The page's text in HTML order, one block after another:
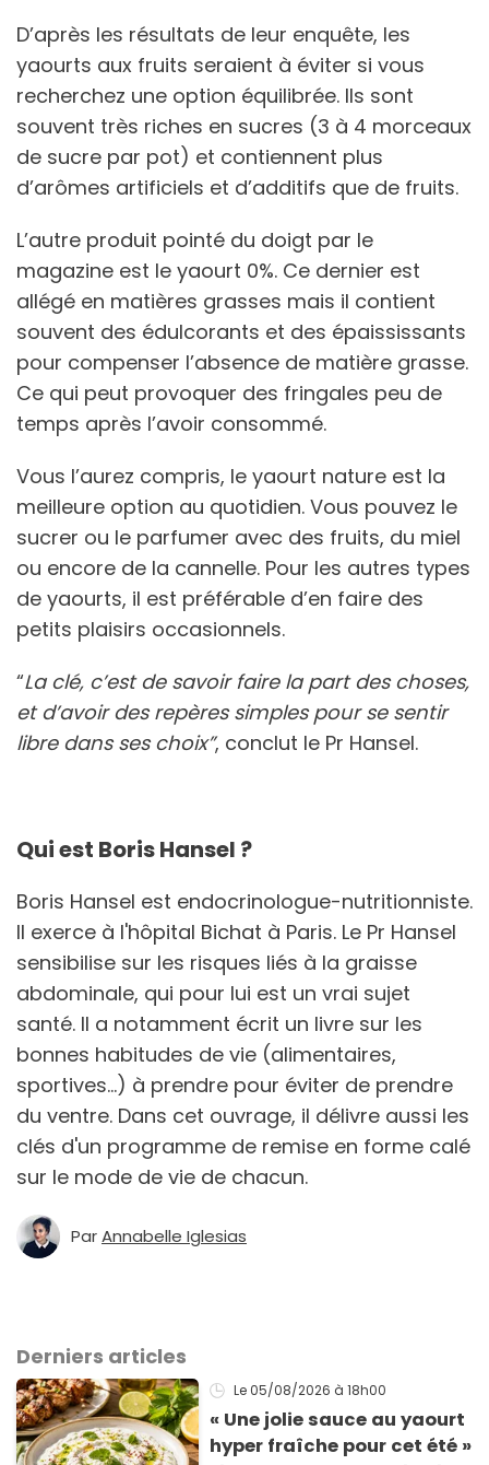
D’après les résultats de leur enquête, les
yaourts aux fruits seraient à éviter si vous
recherchez une option équilibrée. Ils sont
souvent très riches en sucres (3 à 4 morceaux
de sucre par pot) et contiennent plus
d’arômes artificiels et d’additifs que de fruits.
L’autre produit pointé du doigt par le
magazine est le yaourt 0%. Ce dernier est
allégé en matières grasses mais il contient
souvent des édulcorants et des épaississants
pour compenser l’absence de matière grasse.
Ce qui peut provoquer des fringales peu de
temps après l’avoir consommé.
Vous l’aurez compris, le yaourt nature est la
meilleure option au quotidien. Vous pouvez le
sucrer ou le parfumer avec des fruits, du miel
ou encore de la cannelle. Pour les autres types
de yaourts, il est préférable d’en faire des
petits plaisirs occasionnels.
“La clé, c’est de savoir faire la part des choses,
et d’avoir des repères simples pour se sentir
libre dans ses choix”, conclut le Pr Hansel.
Qui est Boris Hansel ?
Boris Hansel est endocrinologue-nutritionniste.
Il exerce à l'hôpital Bichat à Paris. Le Pr Hansel
sensibilise sur les risques liés à la graisse
abdominale, qui pour lui est un vrai sujet
santé. Il a notamment écrit un livre sur les
bonnes habitudes de vie (alimentaires,
sportives...) à prendre pour éviter de prendre
du ventre. Dans cet ouvrage, il délivre aussi les
clés d'un programme de remise en forme calé
sur le mode de vie de chacun.
ParAnnabelle Iglesias
Derniers articles
Le 05/08/2026 à 18h00
« Une jolie sauce au yaourt
hyper fraîche pour cet été »